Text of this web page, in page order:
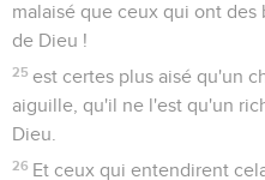
malaisé que ceux qui ont
de Dieu !
25 est certes plus aisé qu'un
aiguille, qu'il ne l'est qu'un
Dieu.
26 Et ceux qui entendirent